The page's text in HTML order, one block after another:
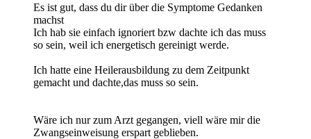
Es ist gut, dass du dir über die Symptome Gedanken
machst
Ich hab sie einfach ignoriert bzw dachte ich das muss
so sein, weil ich energetisch gereinigt werde.
Ich hatte eine Heilerausbildung zu dem Zeitpunkt
gemacht und dachte,das muss so sein.
Wäre ich nur zum Arzt gegangen, viell wäre mir die
Zwangseinweisung erspart geblieben.